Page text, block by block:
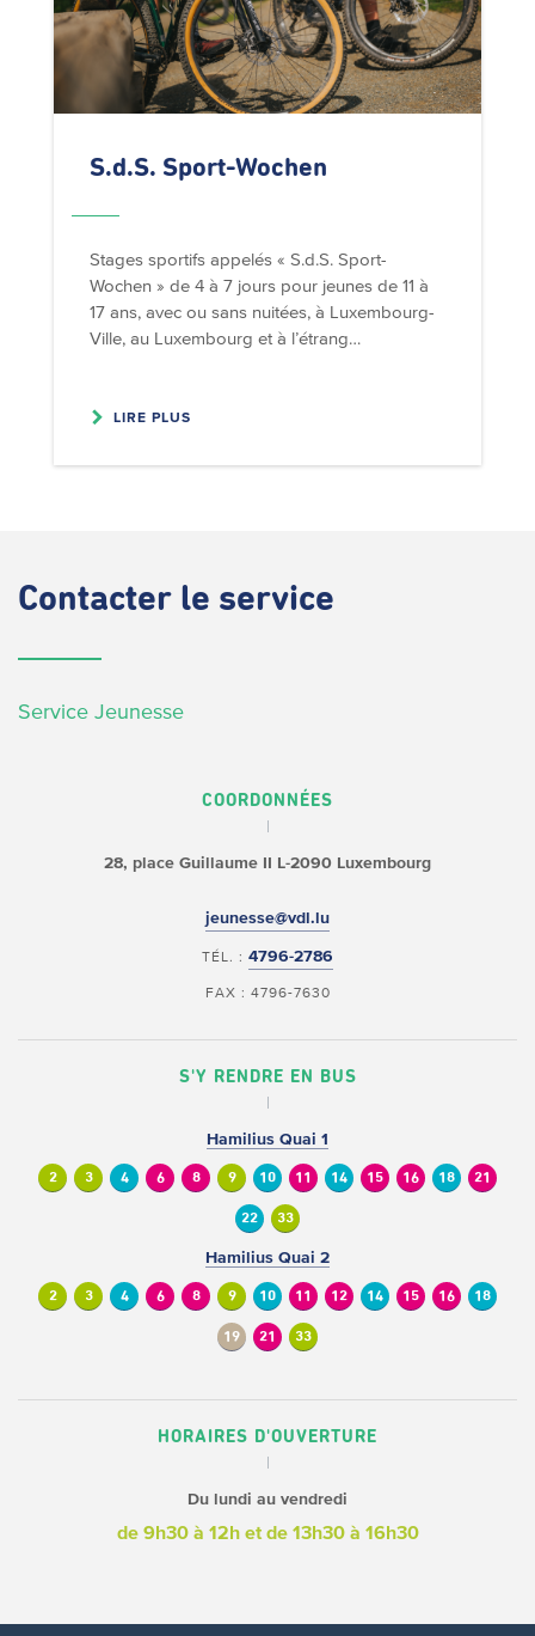
S.d.S. Sport-Wochen
Stages sportifs appelés « S.d.S. Sport-
Wochen » de 4 à 7 jours pour jeunes de 11 à
17 ans, avec ou sans nuitées, à Luxembourg-
Ville, au Luxembourg et à l’étrang…
LIRE PLUS
Contacter le service
Service Jeunesse
COORDONNÉES
28, place Guillaume II L-2090 Luxembourg
jeunesse@vdl.lu
TÉL. : 4796-2786
FAX : 4796-7630
S'Y RENDRE EN BUS
Hamilius Quai 1
2 3 4 6 8 9 10 11 14 15 16 18 21
22 33
Hamilius Quai 2
2 3 4 6 8 9 10 11 12 14 15 16 18
19 21 33
HORAIRES D'OUVERTURE
Du lundi au vendredi
de 9h30 à 12het de 13h30 à 16h30